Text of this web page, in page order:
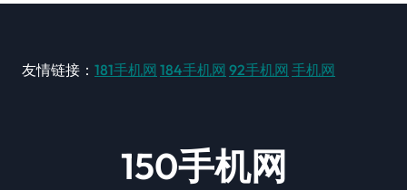
友情链接： 181手机网 184手机网 92手机网 手机网
150手机网